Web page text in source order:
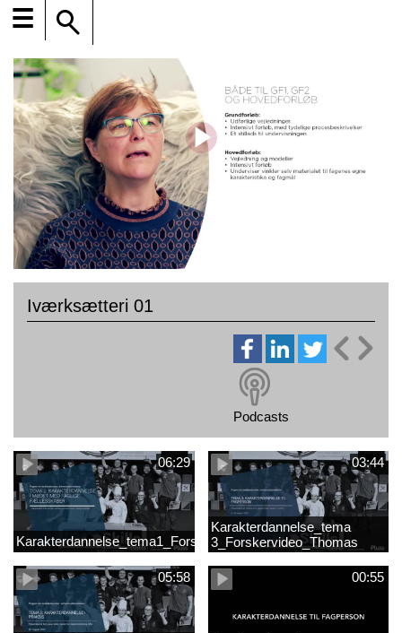
☰
Iværksætteri 01
Podcasts
06:29
Karakterdannelse_tema1_Forskervideo_Antje
03:44
Karakterdannelse_tema
3_Forskervideo_Thomas
05:58 00:55